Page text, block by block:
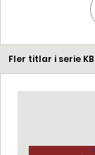
Fler titlar i serie